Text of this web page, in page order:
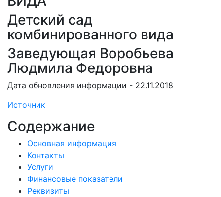
Детский сад
комбинированного вида
Заведующая Воробьева
Людмила Федоровна
Дата обновления информации - 22.11.2018
Источник
Содержание
Основная информация
Контакты
Услуги
Финансовые показатели
Реквизиты